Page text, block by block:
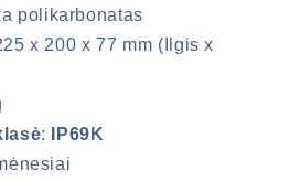
polikarbonatas
x 200 x 77 mm (Ilgis x
:
IP69K